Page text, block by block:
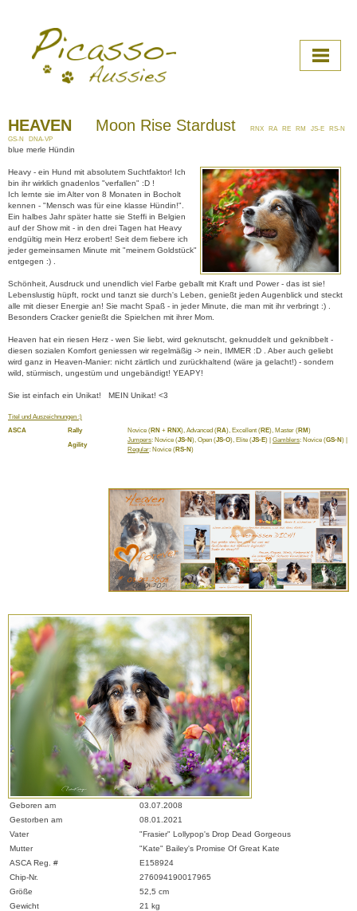
▼
▼
▼
▼
▼
HEAVEN Moon Rise Stardust
RNX RA RE RM JS-E RS-N
GS-N DNA-VP
blue merle Hündin
Heavy - ein Hund mit absolutem Suchtfaktor! Ich
bin ihr wirklich gnadenlos "verfallen" :D !
Ich lernte sie im Alter von 8 Monaten in Bocholt
kennen - "Mensch was für eine klasse Hündin!".
Ein halbes Jahr später hatte sie Steffi in Belgien
auf der Show mit - in den drei Tagen hat Heavy
endgültig mein Herz erobert! Seit dem fiebere ich
jeder gemeinsamen Minute mit "meinem Goldstück"
entgegen :) .
Schönheit, Ausdruck und unendlich viel Farbe geballt mit Kraft und Power - das ist sie!
Lebenslustig hüpft, rockt und tanzt sie durch's Leben, genießt jeden Augenblick und steckt
alle mit dieser Energie an! Sie macht Spaß - in jeder Minute, die man mit ihr verbringt :) .
Besonders Cracker genießt die Spielchen mit ihrer Mom.
Heaven hat ein riesen Herz - wen Sie liebt, wird geknutscht, geknuddelt und geknibbelt -
diesen sozialen Komfort geniessen wir regelmäßig -> nein, IMMER :D . Aber auch geliebt
wird ganz in Heaven-Manier: nicht zärtlich und zurückhaltend (wäre ja gelacht!) - sondern
wild, stürmisch, ungestüm und ungebändigt! YEAPY!
Sie ist einfach ein Unikat! MEIN Unikat! <3
Titel und Auszeichnungen :)
ASCA
Rally Novice (RN + RNX), Advanced (RA), Excellent (RE), Master (RM)
Agility
Jumpers: Novice (JS-N), Open (JS-O), Elite (JS-E) | Gamblers: Novice (GS-N) |
Regular: Novice (RS-N)
Geboren am
03.07.2008
Gestorben am
08.01.2021
Vater
"Frasier" Lollypop's Drop Dead Gorgeous
Mutter
"Kate" Bailey's Promise Of Great Kate
ASCA Reg. #
E158924
Chip-Nr.
276094190017965
Größe
52,5 cm
Gewicht
21 kg